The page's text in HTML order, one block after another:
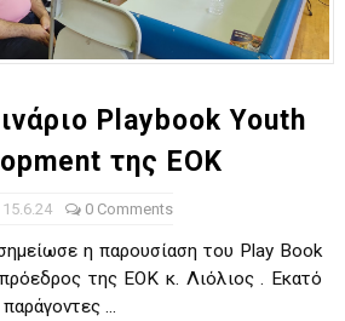
Playbook Youth
της ΕΟΚ
15.6.24 0 Comments
η παρουσίαση του Play Book
της ΕΟΚ κ. Λιόλιος . Εκατό
...